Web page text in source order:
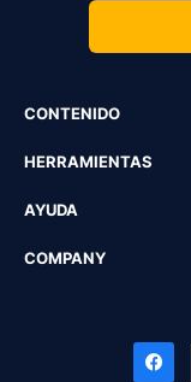
CONTENIDO
HERRAMIENTAS
AYUDA
COMPANY